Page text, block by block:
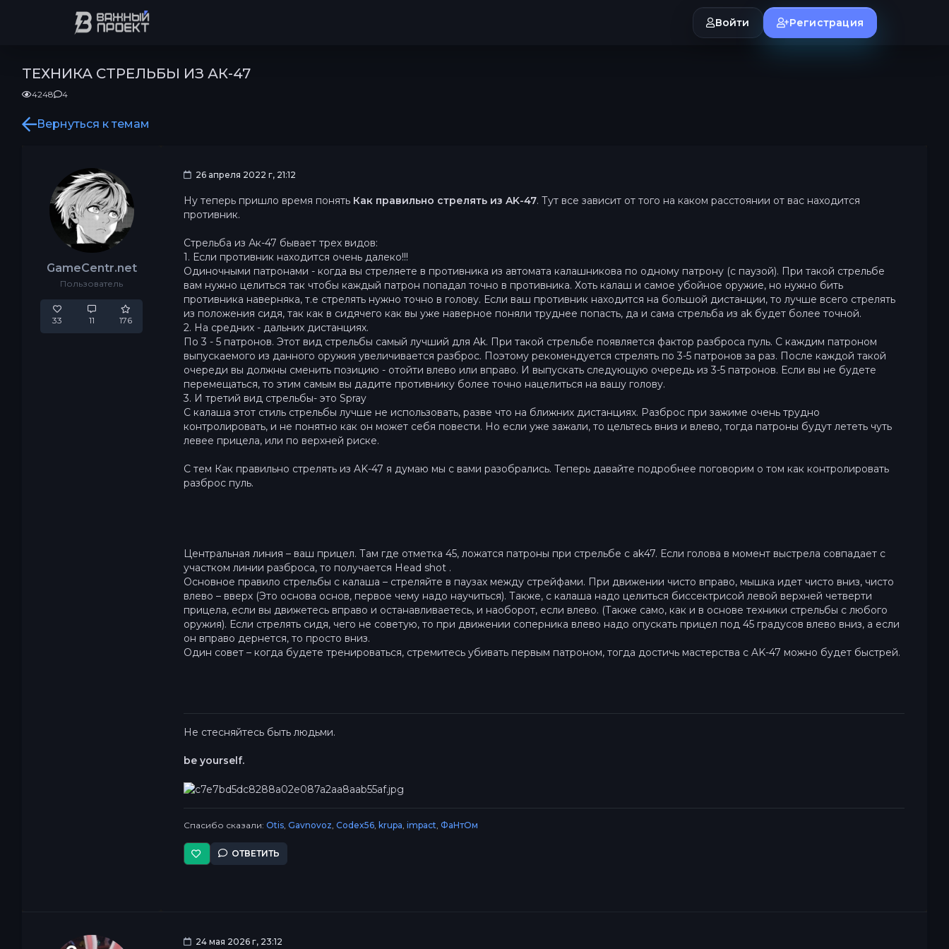
Войти Регистрация
ТЕХНИКА СТРЕЛЬБЫ ИЗ АК-47
4248 4
Вернуться к темам
GameCentr.net
Пользователь
33 11 176
26 апреля 2022 г, 21:12
Ну теперь пришло время понять Как правильно стрелять из AK-47. Тут все зависит от того на каком расстоянии от вас находится
противник.
Стрельба из Ак-47 бывает трех видов:
1. Если противник находится очень далеко!!!
Одиночными патронами - когда вы стреляете в противника из автомата калашникова по одному патрону (с паузой). При такой стрельбе
вам нужно целиться так чтобы каждый патрон попадал точно в противника. Хоть калаш и самое убойное оружие, но нужно бить
противника наверняка, т.е стрелять нужно точно в голову. Если ваш противник находится на большой дистанции, то лучше всего стрелять
из положения сидя, так как в сидячего как вы уже наверное поняли труднее попасть, да и сама стрельба из ak будет более точной.
2. На средних - дальних дистанциях.
По 3 - 5 патронов. Этот вид стрельбы самый лучший для Ak. При такой стрельбе появляется фактор разброса пуль. С каждим патроном
выпускаемого из данного оружия увеличивается разброс. Поэтому рекомендуется стрелять по 3-5 патронов за раз. После каждой такой
очереди вы должны сменить позицию - отойти влево или вправо. И выпускать следующую очередь из 3-5 патронов. Если вы не будете
перемещаться, то этим самым вы дадите противнику более точно нацелиться на вашу голову.
3. И третий вид стрельбы- это Spray
С калаша этот стиль стрельбы лучше не использовать, разве что на ближних дистанциях. Разброс при зажиме очень трудно
контролировать, и не понятно как он может себя повести. Но если уже зажали, то цельтесь вниз и влево, тогда патроны будут лететь чуть
левее прицела, или по верхней риске.
С тем Как правильно стрелять из AK-47 я думаю мы с вами разобрались. Теперь давайте подробнее поговорим о том как контролировать
разброс пуль.
Центральная линия – ваш прицел. Там где отметка 45, ложатся патроны при стрельбе с ak47. Если голова в момент выстрела совпадает с
участком линии разброса, то получается Head shot .
Основное правило стрельбы с калаша – стреляйте в паузах между стрейфами. При движении чисто вправо, мышка идет чисто вниз, чисто
влево – вверх (Это основа основ, первое чему надо научиться). Также, с калаша надо целиться биссектрисой левой верхней четверти
прицела, если вы движетесь вправо и останавливаетесь, и наоборот, если влево. (Также само, как и в основе техники стрельбы с любого
оружия). Если стрелять сидя, чего не советую, то при движении соперника влево надо опускать прицел под 45 градусов влево вниз, а если
он вправо дернется, то просто вниз.
Один совет – когда будете тренироваться, стремитесь убивать первым патроном, тогда достичь мастерства с AK-47 можно будет быстрей.
Не стесняйтесь быть людьми.
be yourself.
Спасибо сказали:Otis,Gavnovoz,Codex56, krupa,impact,ФаНтОм
ОТВЕТИТЬ
24 мая 2026 г, 23:12